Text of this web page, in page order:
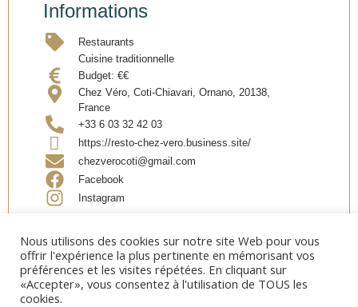
Informations
Restaurants
Cuisine traditionnelle
Budget: €€
Chez Véro, Coti-Chiavari, Ornano, 20138,
France
+33 6 03 32 42 03
https://resto-chez-vero.business.site/
chezverocoti@gmail.com
Facebook
Instagram
Partager
Nous utilisons des cookies sur notre site Web pour vous
offrir l'expérience la plus pertinente en mémorisant vos
préférences et les visites répétées. En cliquant sur
«Accepter», vous consentez à l'utilisation de TOUS les
cookies.